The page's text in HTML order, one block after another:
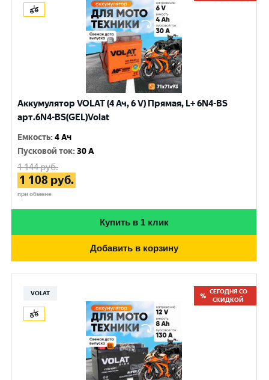
Аккумулятор VOLAT (4 Ач, 6 V) Прямая, L+ 6N4-BS
арт.6N4-BS(GEL)Volat
Емкость:4 Ач
Пусковой ток:30 A
1 144руб.
1 108 руб.
при обмене
Купить в 1 клик
Добавить в корзину
VOLAT
СЕГОДНЯ СО
СКИДКОЙ